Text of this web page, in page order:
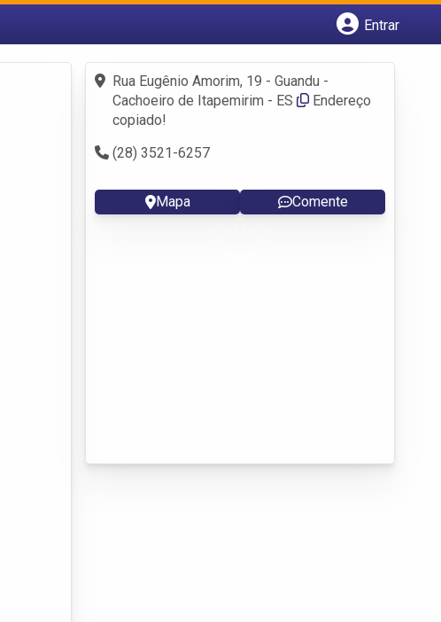
Entrar
Fazer login
Criar conta
Rua Eugênio Amorim, 19 - Guandu -
Cachoeiro de Itapemirim - ES
Endereço
copiado!
(28) 3521-6257
Mapa Comente